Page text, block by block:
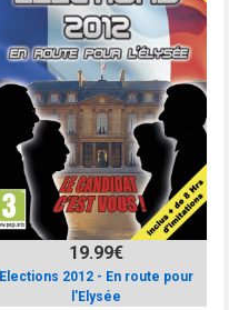
Elections 2012 - En route pour
l'Elysée
19.99€